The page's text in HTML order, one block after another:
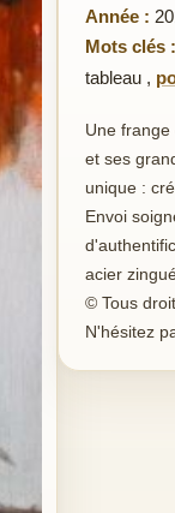
Année :
Mots clés :
tableau ,
Une
et ses
unique :
Envoi
acier
© Tous
N'hésitez